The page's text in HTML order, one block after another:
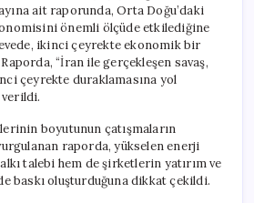
Sarsıyor
için
ait raporunda, Orta Doğu’daki
önemli ölçüde etkilediğine
ikinci çeyrekte ekonomik bir
“İran ile gerçekleşen savaş,
çeyrekte duraklamasına yol
boyutunun çatışmaların
raporda, yükselen enerji
talebi hem de şirketlerin yatırım ve
baskı oluşturduğuna dikkat çekildi.